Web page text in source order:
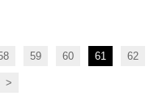
59 60 61 62
>